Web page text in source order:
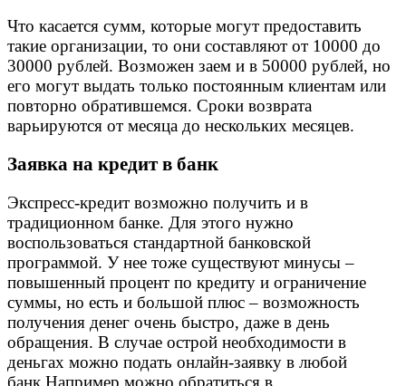
Что касается сумм, которые могут предоставить
такие организации, то они составляют от 10000 до
30000 рублей. Возможен заем и в 50000 рублей, но
его могут выдать только постоянным клиентам или
повторно обратившемся. Сроки возврата
варьируются от месяца до нескольких месяцев.
Заявка на кредит в банк
Экспресс-кредит возможно получить и в
традиционном банке. Для этого нужно
воспользоваться стандартной банковской
программой. У нее тоже существуют минусы –
повышенный процент по кредиту и ограничение
суммы, но есть и большой плюс – возможность
получения денег очень быстро, даже в день
обращения. В случае острой необходимости в
деньгах можно подать онлайн-заявку в любой